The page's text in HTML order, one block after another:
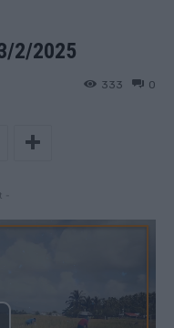
2/2025
0
333